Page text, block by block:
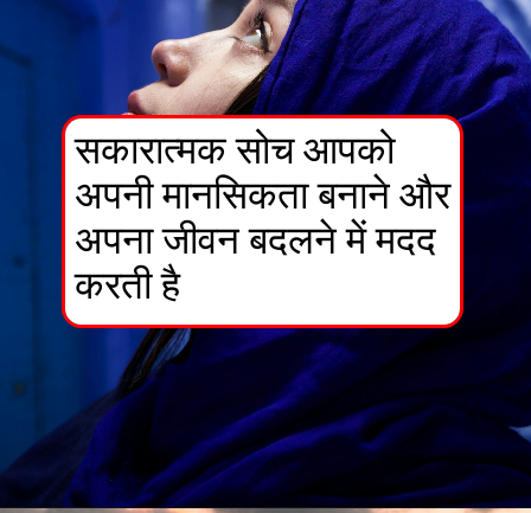
सकारात्मक सोच आपको
अपनी मानसिकता बनाने और
अपना जीवन बदलने में मदद
करती है